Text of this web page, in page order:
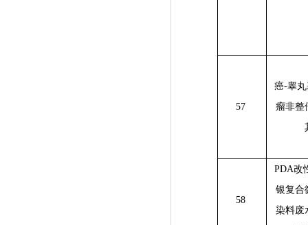
57
癌-睾
瘤非整
58
PDA改
银复合
染料废